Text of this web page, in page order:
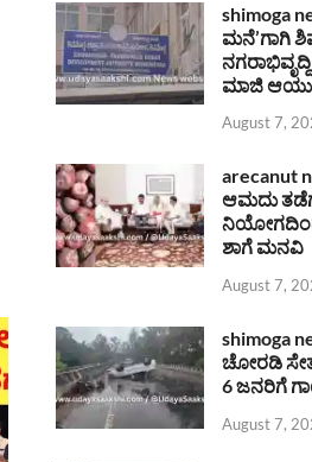
shimoga
ಮನೆ’ಗಾಗಿ
ಮಾಜಿ
August 7,
arecanut
ಆಮದು
ಶಾಗೆ ಮನವಿ
August 7,
shimoga
ಚೋರಡಿ
6 ಜನರಿಗೆ
August 7,